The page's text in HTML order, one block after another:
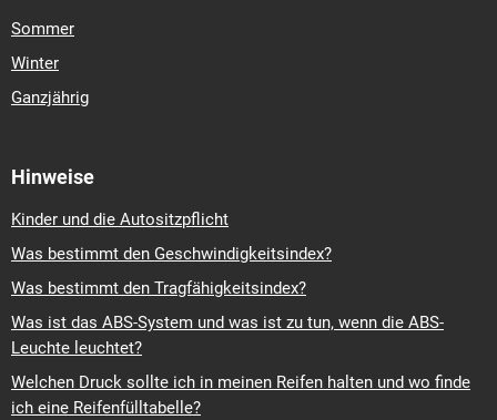
Sommer
Winter
Ganzjährig
Hinweise
Kinder und die Autositzpflicht
Was bestimmt den Geschwindigkeitsindex?
Was bestimmt den Tragfähigkeitsindex?
Was ist das ABS-System und was ist zu tun, wenn die ABS-
Leuchte leuchtet?
Welchen Druck sollte ich in meinen Reifen halten und wo finde
ich eine Reifenfülltabelle?